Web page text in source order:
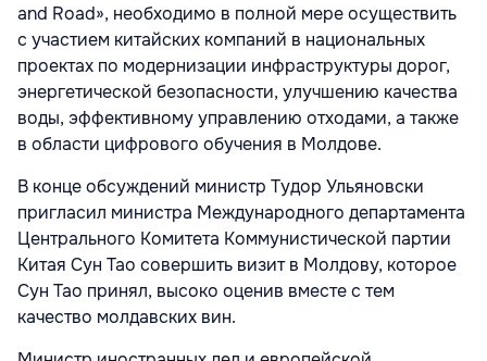
and Road», необходимо в полной мере осуществить
с участием китайских компаний в национальных
проектах по модернизации инфраструктуры дорог,
энергетической безопасности, улучшению качества
воды, эффективному управлению отходами, а также
в области цифрового обучения в Молдове.
В конце обсуждений министр Тудор Ульяновски
пригласил министра Международного департамента
Центрального Комитета Коммунистической партии
Китая Сун Тао совершить визит в Молдову, которое
Сун Тао принял, высоко оценив вместе с тем
качество молдавских вин.